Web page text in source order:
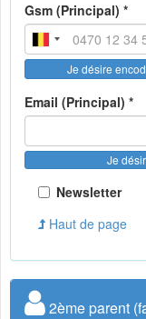
Gsm (Principal) *
Je désire
Email (Principal) *
Je
Newsletter
Haut de page
2ème parent